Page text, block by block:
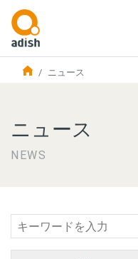
ニュース
ニュース
NEWS